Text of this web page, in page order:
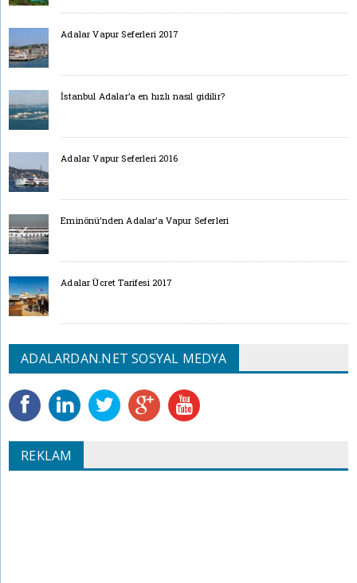
Adalar Vapur Seferleri 2017
İstanbul Adalar’a en hızlı nasıl gidilir?
Adalar Vapur Seferleri 2016
Eminönü’nden Adalar’a Vapur Seferleri
Adalar Ücret Tarifesi 2017
ADALARDAN.NET SOSYAL MEDYA
REKLAM